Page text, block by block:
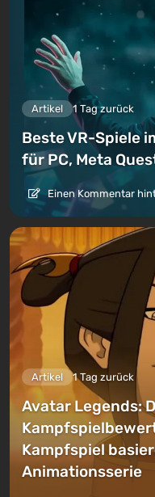
Artikel 1 Tag zurück
Beste VR-Spiele
für PC, Meta
Einen Kommentar
Artikel 1 Tag zurück
Avatar Legends:
Kampfspiel
Animationsserie